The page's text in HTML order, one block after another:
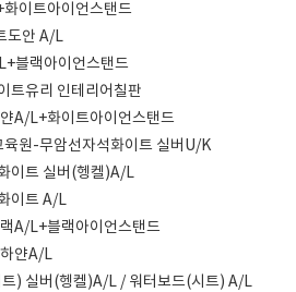
이트아이언스탠드
도안 A/L
블랙아이언스탠드
트유리 인테리어칠판
A/L+화이트아이언스탠드
원-무암선자석화이트 실버U/K
이트 실버(헹켈)A/L
이트 A/L
A/L+블랙아이언스탠드
얀A/L
) 실버(헹켈)A/L / 워터보드(시트) A/L